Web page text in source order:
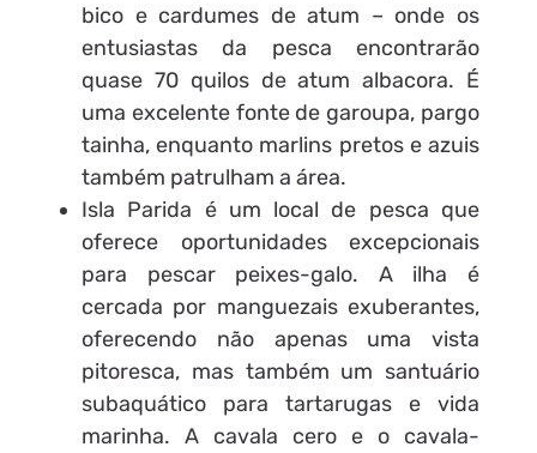
bico e cardumes de atum – onde os
entusiastas da pesca encontrarão
quase 70 quilos de atum albacora. É
uma excelente fonte de garoupa, pargo
tainha, enquanto marlins pretos e azuis
também patrulham a área.
Isla Parida é um local de pesca que
oferece oportunidades excepcionais
para pescar peixes-galo. A ilha é
cercada por manguezais exuberantes,
oferecendo não apenas uma vista
pitoresca, mas também um santuário
subaquático para tartarugas e vida
marinha. A cavala cero e o cavala-